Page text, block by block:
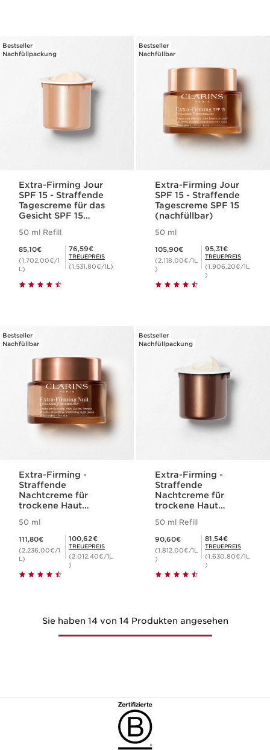
Bestseller
Nachfüllpackung
Extra-Firming Jour
SPF 15 - Straffende
Tagescreme für das
Gesicht SPF 15
50 ml Refill
85,10€
(1.702,00€/1
L)
Mitgliederpreis 76,59€
76,59€
TREUEPREIS
(1.531,80€/1L)
Bestseller
Nachfüllbar
Extra-Firming Jour
SPF 15 - Straffende
Tagescreme SPF 15
(nachfüllbar)
50 ml
105,90€
(2.118,00€/1L
)
Mitgliederpreis 95,31€
95,31€
TREUEPREIS
(1.906,20€/1L
)
Bestseller
Nachfüllbar
Extra-Firming -
Straffende
Nachtcreme für
trockene Haut
50 ml
111,80€
(2.236,00€/1
L)
Mitgliederpreis 100,62€
100,62€
TREUEPREIS
(2.012,40€/1L
)
Bestseller
Nachfüllpackung
Extra-Firming -
Straffende
Nachtcreme für
trockene Haut
50 ml Refill
90,60€
(1.812,00€/1L
)
Mitgliederpreis 81,54€
81,54€
TREUEPREIS
(1.630,80€/1L
)
Sie haben 14 von 14 Produkten angesehen